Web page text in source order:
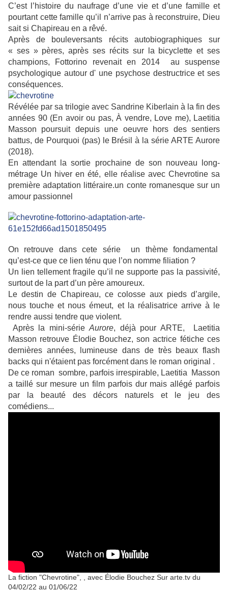
C’est l’histoire du naufrage d’une vie et d’une famille et
pourtant cette famille qu’il n’arrive pas à reconstruire, Dieu
sait si Chapireau en a rêvé.
Après de bouleversants récits autobiographiques sur
« ses » pères, après ses récits sur la bicyclette et ses
champions, Fottorino revenait en 2014 au suspense
psychologique autour d' une psychose destructrice et ses
conséquences.
Révélée par sa trilogie avec Sandrine Kiberlain à la fin des
années 90 (En avoir ou pas, À vendre, Love me), Laetitia
Masson poursuit depuis une oeuvre hors des sentiers
battus, de Pourquoi (pas) le Brésil à la série ARTE Aurore
(2018).
En attendant la sortie prochaine de son nouveau long-
métrage Un hiver en été, elle réalise avec Chevrotine sa
première adaptation littéraire.un conte romanesque sur un
amour passionnel
On retrouve dans cete série un thème fondamental
qu’est-ce que ce lien ténu que l’on nomme filiation ?
Un lien tellement fragile qu’il ne supporte pas la passivité,
surtout de la part d’un père amoureux.
Le destin de Chapireau, ce colosse aux pieds d’argile,
nous touche et nous émeut, et la réalisatrice arrive à le
rendre aussi tendre que violent.
Après la mini-sérieAurore, déjà pour ARTE, Laetitia
Masson retrouve Élodie Bouchez, son actrice fétiche ces
dernières années, lumineuse dans de très beaux flash
backs qui n'étaient pas forcément dans le roman original .
De ce roman sombre, parfois irrespirable, Laetitia Masson
a taillé sur mesure un film parfois dur mais allégé parfois
par la beauté des décors naturels et le jeu des
comédiens...
La fiction "Chevrotine", , avec Élodie Bouchez Sur arte.tv du
04/02/22 au 01/06/22